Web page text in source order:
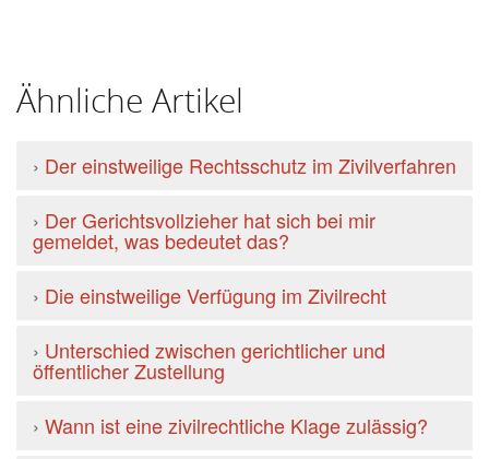
Ähnliche Artikel
› Der einstweilige Rechtsschutz im Zivilverfahren
› Der Gerichtsvollzieher hat sich bei mir
gemeldet, was bedeutet das?
› Die einstweilige Verfügung im Zivilrecht
› Unterschied zwischen gerichtlicher und
öffentlicher Zustellung
› Wann ist eine zivilrechtliche Klage zulässig?